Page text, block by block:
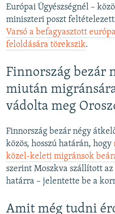
Európai Ügyészségnél –
miniszteri poszt
Varsó a befagyasztott
feloldására törekszik.
Finnország bezár
miután
vádolta meg
Finnország bezár négy
közös, hosszú határán, hogy
közel-keleti migránsok
szerint Moszkva szállított
határra – jelentette be a
Amit még tudni